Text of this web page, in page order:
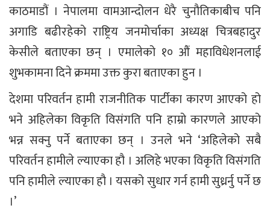
काठमाडौं । नेपालमा वामआन्दोलन धेरै चुनौतिकाबीच पनि
अगाडि बढीरहेको राष्ट्रिय जनमोर्चाका अध्यक्ष चित्रबहादुर
केसीले बताएका छन् । एमालेको १० औं महाविधेशनलाई
शुभकामना दिने क्रममा उक्त कुरा बताएका हुन ।
देशमा परिवर्तन हामी राजनीतिक पार्टीका कारण आएको हो
भने अहिलेका विकृति विसंगति पनि हाम्रो कारणले आएको
भन्न सक्नु पर्ने बताएका छन् । उनले भने ‘अहिलेको सबै
परिवर्तन हामीले ल्याएका हौ । अलिहे भएका विकृति विसंगति
पनि हामीले ल्याएका हौ । यसको सुधार गर्न हामी सुध्रर्नु पर्ने छ
।’